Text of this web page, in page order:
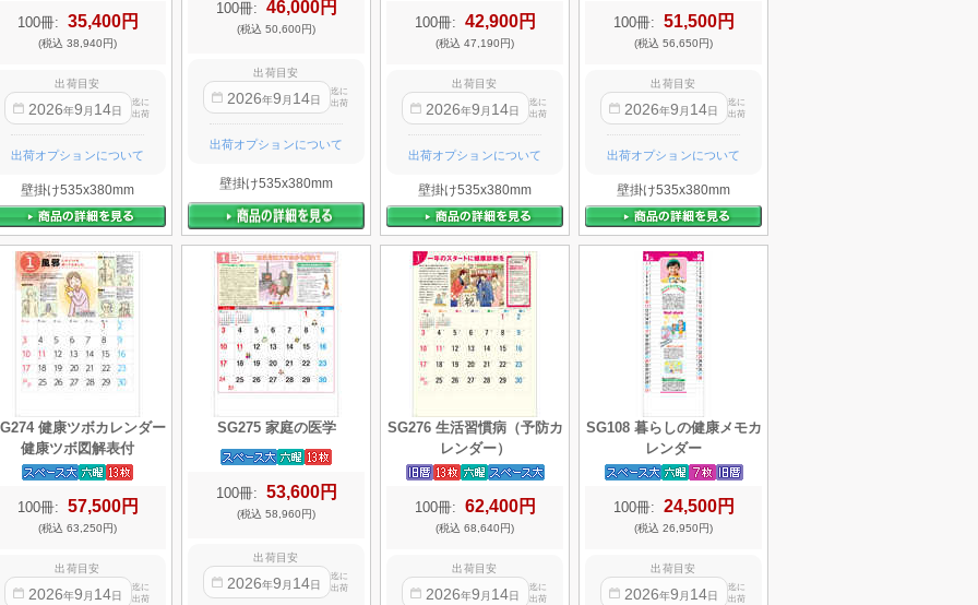
100冊: 35,400円
(税込 38,940円)
出荷目安
2026年9 月 14日
迄に
出荷
出荷オプションについて
壁掛け535x380mm
100冊: 46,000円
(税込 50,600円)
出荷目安
2026年9 月 14日
迄に
出荷
出荷オプションについて
壁掛け535x380mm
100冊: 42,900円
(税込 47,190円)
出荷目安
2026年9 月 14日
迄に
出荷
出荷オプションについて
壁掛け535x380mm
100冊: 51,500円
(税込 56,650円)
出荷目安
2026年9 月 14日
迄に
出荷
出荷オプションについて
壁掛け535x380mm
健康ツボカレンダー
健康ツボ図解表付
100冊: 57,500円
(税込 63,250円)
出荷目安
2026年9 月 14日
迄に
出荷
SG275 家庭の医学
100冊: 53,600円
(税込 58,960円)
出荷目安
2026年9 月 14日
迄に
出荷
SG276 生活習慣病（予防カ
レンダー）
100冊: 62,400円
(税込 68,640円)
出荷目安
2026年9 月 14日
迄に
出荷
SG108 暮らしの健康メモカ
レンダー
100冊: 24,500円
(税込 26,950円)
出荷目安
2026年9 月 14日
迄に
出荷